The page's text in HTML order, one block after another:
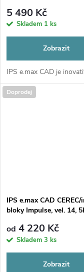
5 490 Kč
Skladem 1 ks
Zobrazit
IPS e.max CAD je
Doprodej
IPS e.max CAD
bloky Impulse, vel. 14,
od 4 220 Kč
Skladem 3 ks
Zobrazit